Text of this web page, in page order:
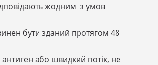
жодним із умов
бути зданий протягом 48
або швидкий потік, не